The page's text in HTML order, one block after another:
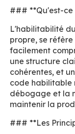
### **Qu'est-ce
L'habilitabilité
propre, se
facilement
une structure
cohérentes, et
code habilitable
débogage et la
maintenir la
### **Les